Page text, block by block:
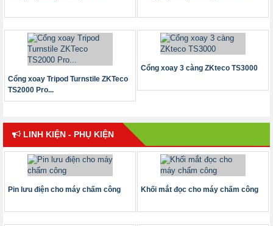
Cổng xoay Tripod Turnstile ZKTeco
TS2000 Pro...
Cổng xoay 3 càng ZKteco TS3000
LINH KIỆN - PHỤ KIỆN
Pin lưu điện cho máy chấm công Khối mắt đọc cho máy chấm công